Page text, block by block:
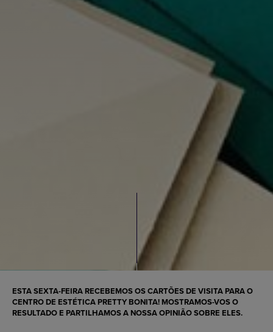
ESTA SEXTA-FEIRA RECEBEMOS OSCARTÕES DE VISITA PARA O
CENTRO DE ESTÉTICA PRETTY BONITA! MOSTRAMOS-VOS O
RESULTADO E PARTILHAMOS A NOSSA OPINIÃO SOBRE ELES.